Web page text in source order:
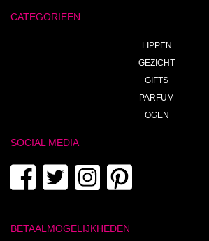
CATEGORIEEN
LIPPEN
GEZICHT
GIFTS
PARFUM
OGEN
SOCIAL MEDIA
BETAALMOGELIJKHEDEN